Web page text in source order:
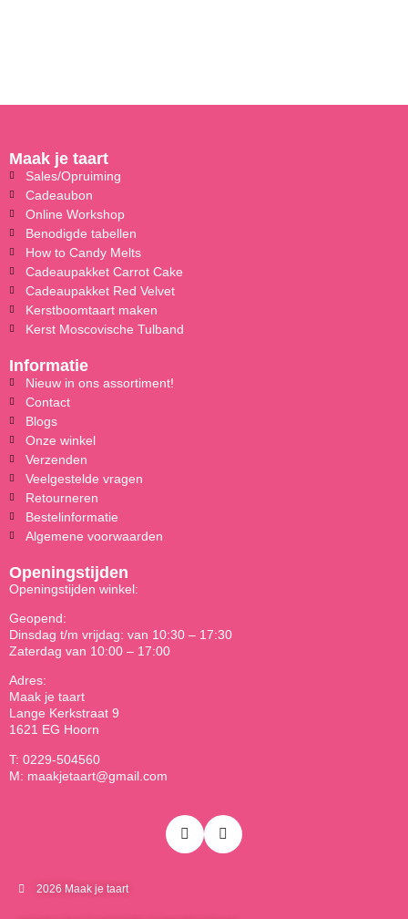
Maak je taart
Sales/Opruiming
Cadeaubon
Online Workshop
Benodigde tabellen
How to Candy Melts
Cadeaupakket Carrot Cake
Cadeaupakket Red Velvet
Kerstboomtaart maken
Kerst Moscovische Tulband
Informatie
Nieuw in ons assortiment!
Contact
Blogs
Onze winkel
Verzenden
Veelgestelde vragen
Retourneren
Bestelinformatie
Algemene voorwaarden
Openingstijden
Openingstijden winkel:
Geopend:
Dinsdag t/m vrijdag: van 10:30 – 17:30
Zaterdag van 10:00 – 17:00
Adres:
Maak je taart
Lange Kerkstraat 9
1621 EG Hoorn
T: 0229-504560
M: maakjetaart@gmail.com
2026 Maak je taart